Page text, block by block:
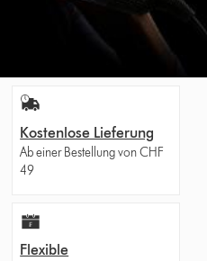
Kostenlose Lieferung
Ab einer Bestellung von CHF
49
Flexible